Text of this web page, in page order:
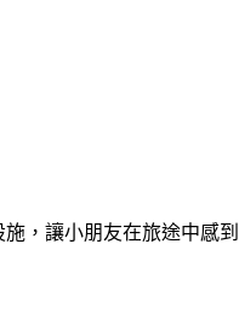
，讓小朋友在旅途中感